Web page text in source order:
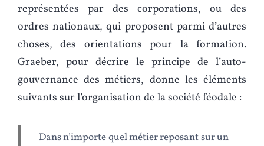
représentées par des corporations, ou des
ordres nationaux, qui proposent parmi d’autres
choses, des orientations pour la formation.
Graeber, pour décrire le principe de l’auto-
gouvernance des métiers, donne les éléments
suivants sur l’organisation de la société féodale :
Dans n’importe quel métier reposant sur un